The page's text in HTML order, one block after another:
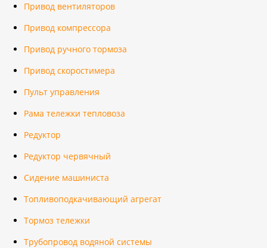
Привод вентиляторов
Привод компрессора
Привод ручного тормоза
Привод скоростимера
Пульт управления
Рама тележки тепловоза
Редуктор
Редуктор червячный
Сидение машиниста
Топливоподкачивающий агрегат
Тормоз тележки
Трубопровод водяной системы